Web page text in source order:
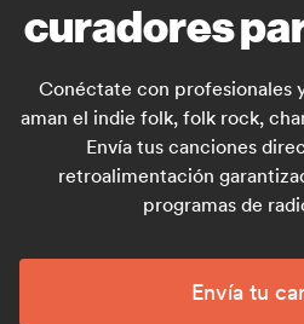
curadores
Conéctate con profesionales
aman el indie folk, folk rock,
Envía tus canciones
retroalimentación
programas de
Envía tu